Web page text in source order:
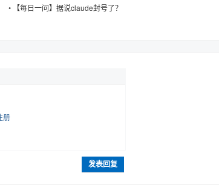
•
【每日一问】据说claude封号了？
册
发表回复